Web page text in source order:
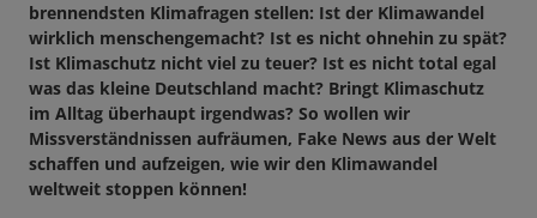
brennendsten Klimafragen stellen: Ist der Klimawandel
wirklich menschengemacht? Ist es nicht ohnehin zu spät?
Ist Klimaschutz nicht viel zu teuer? Ist es nicht total egal
was das kleine Deutschland macht? Bringt Klimaschutz
im Alltag überhaupt irgendwas? So wollen wir
Missverständnissen aufräumen, Fake News aus der Welt
schaffen und aufzeigen, wie wir den Klimawandel
weltweit stoppen können!